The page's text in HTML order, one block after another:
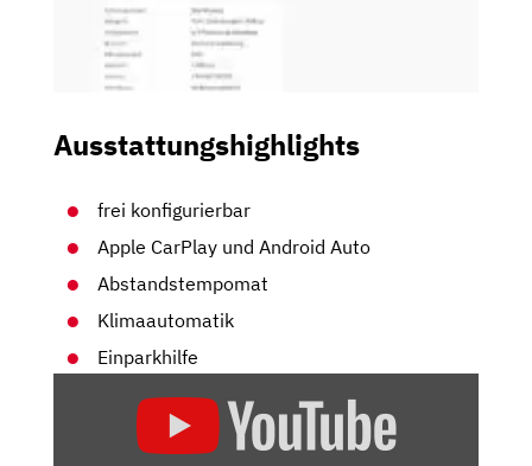
Ausstattungshighlights
frei konfigurierbar
Apple CarPlay und Android Auto
Abstandstempomat
Klimaautomatik
Einparkhilfe
ALLSPACE